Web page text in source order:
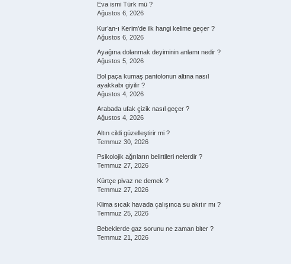
Eva ismi Türk mü ?
Ağustos 6, 2026
Kur’an-ı Kerim’de ilk hangi kelime geçer ?
Ağustos 6, 2026
Ayağına dolanmak deyiminin anlamı nedir ?
Ağustos 5, 2026
Bol paça kumaş pantolonun altına nasıl
ayakkabı giyilir ?
Ağustos 4, 2026
Arabada ufak çizik nasıl geçer ?
Ağustos 4, 2026
Altın cildi güzelleştirir mi ?
Temmuz 30, 2026
Psikolojik ağrıların belirtileri nelerdir ?
Temmuz 27, 2026
Kürtçe pivaz ne demek ?
Temmuz 27, 2026
Klima sıcak havada çalışınca su akıtır mı ?
Temmuz 25, 2026
Bebeklerde gaz sorunu ne zaman biter ?
Temmuz 21, 2026